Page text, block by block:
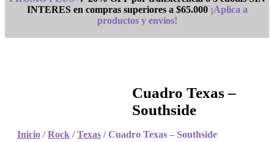
INTERES en compras superiores a $65.000¡Aplica a
productos y envios!
Cuadro Texas –
Southside
Inicio /Rock /Texas / Cuadro Texas – Southside